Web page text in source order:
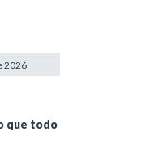
2026
que todo